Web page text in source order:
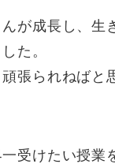
が成長し、生
た。
張られねばと
受けたい授業